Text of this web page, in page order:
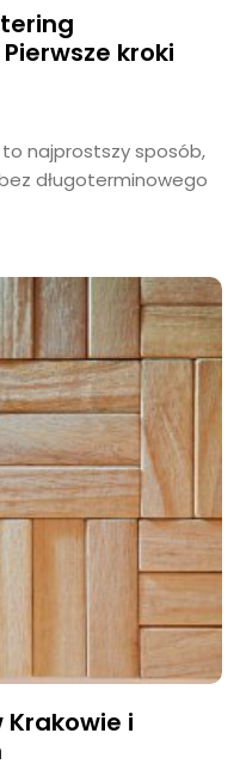
kroki
najprostszy sposób,
długoterminowego
i